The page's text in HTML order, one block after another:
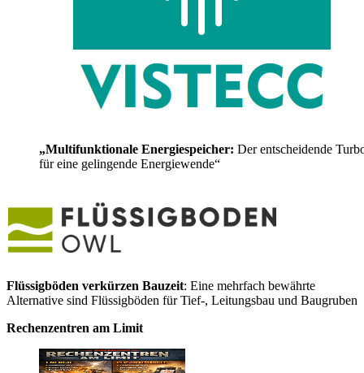
„Multifunktionale Energiespeicher: Der entscheidende
für eine gelingende Energiewende“
Flüssigböden verkürzen Bauzeit: Eine mehrfach bewährte
Alternative sind Flüssigböden für Tief-, Leitungsbau und Baugruben
Rechenzentren am Limit